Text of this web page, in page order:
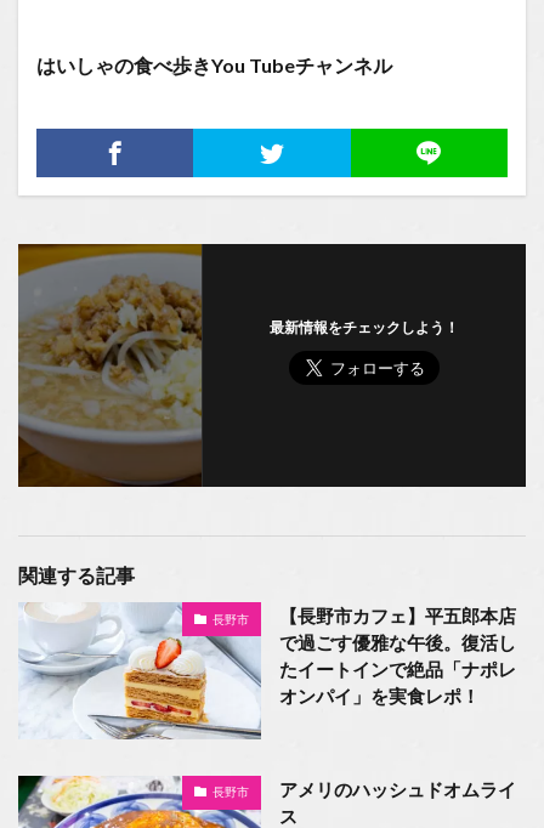
はいしゃの食べ歩きYou Tubeチャンネル
最新情報をチェックしよう！
関連する記事
長野市
【長野市カフェ】平五郎本店
で過ごす優雅な午後。復活し
たイートインで絶品「ナポレ
オンパイ」を実食レポ！
長野市
アメリのハッシュドオムライ
ス